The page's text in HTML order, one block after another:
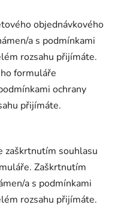
objednávkového
a s podmínkami
rozsahu přijímáte.
formuláře
ochrany
přijímáte.
zaškrtnutím souhlasu
Zaškrtnutím
a s podmínkami
rozsahu přijímáte.